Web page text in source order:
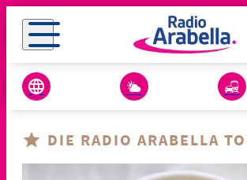
DIE RADIO ARABELLA